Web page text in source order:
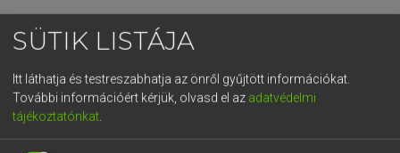
SÜTIK LISTÁJA
Itt láthatja és testreszabhatja az önről gyűjtött információkat.
További információért kérjük, olvasd el az adatvédelmi
tájékoztatónkat
g h k l
v b n m , . - AltGr